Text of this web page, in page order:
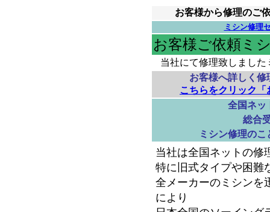
お客様から修理のご
ミシン修理
お客様ご依頼ミ
当社にて修理致しまし
お客様へ詳しく
こちらをクリック
全国ネッ
総合
ミシン修理の
当社は全国ネットの修
特に旧式タイプや困難
全メーカーのミシンを
により